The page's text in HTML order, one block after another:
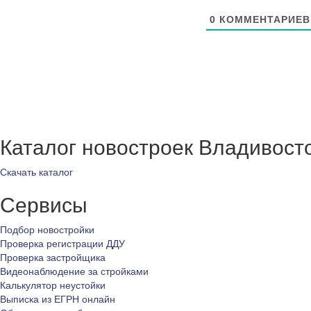
0 КОММЕНТАРИЕВ
Каталог новостроек
Скачать каталог
Сервисы
Подбор новостройки
Проверка регистрации ДДУ
Проверка застройщика
Видеонаблюдение за стройками
Калькулятор неустойки
Выписка из ЕГРН онлайн